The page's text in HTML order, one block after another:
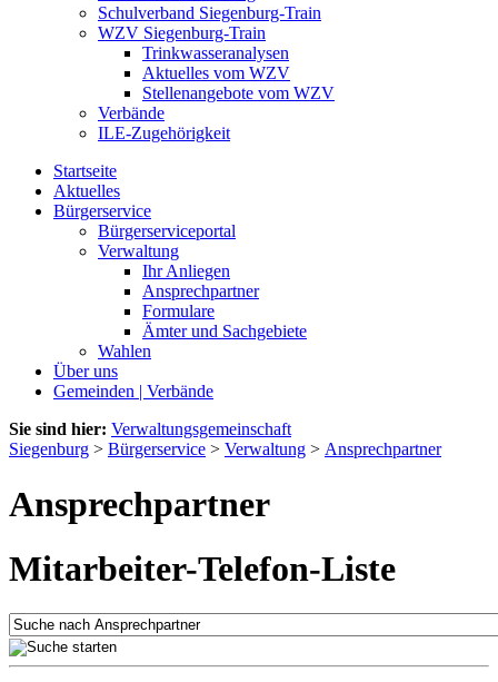
Schulverband Siegenburg-Train
WZV Siegenburg-Train
Trinkwasseranalysen
Aktuelles vom WZV
Stellenangebote vom WZV
Verbände
ILE-Zugehörigkeit
Startseite
Aktuelles
Bürgerservice
Bürgerserviceportal
Verwaltung
Ihr Anliegen
Ansprechpartner
Formulare
Ämter und Sachgebiete
Wahlen
Über uns
Gemeinden | Verbände
Sie sind hier: Verwaltungsgemeinschaft
Siegenburg > Bürgerservice > Verwaltung > Ansprechpartner
Ansprechpartner
Mitarbeiter-Telefon-Liste